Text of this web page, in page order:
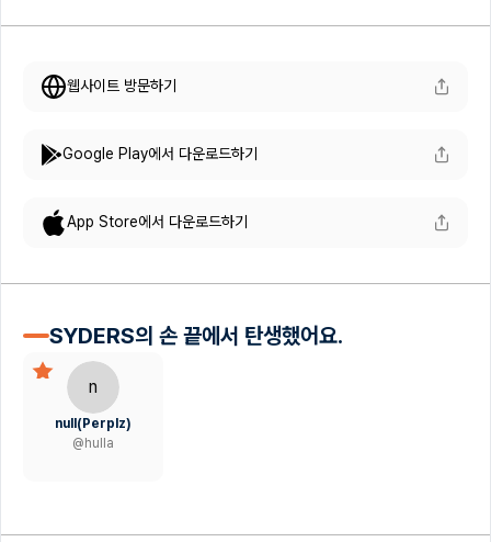
웹사이트 방문하기
Google Play에서 다운로드하기
App Store에서 다운로드하기
SYDERS의 손 끝에서 탄생했어요.
n
null(Perplz)
@hulla